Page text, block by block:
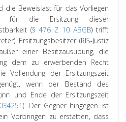
die Beweislast für das Vorliegen
für die Ersitzung dieser
(§ 476 Z 10 ABGB) trifft
Ersitzungsbesitzer (RIS-Justiz
einer Besitzausübung, die
dem zu erwerbenden Recht
Vollendung der Ersitzungszeit
wenn der Bestand des
und Ende der Ersitzungszeit
). Der Gegner hingegen ist
Vorbringen zu erstatten, dass